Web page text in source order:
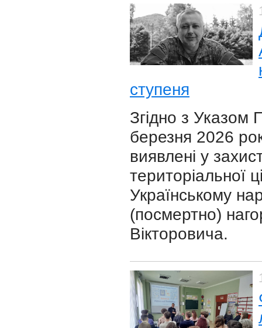
ступеня
Згідно з Указом
березня 2026
виявлені у
територіальної
Українському
(посмертно)
Вікторовича.